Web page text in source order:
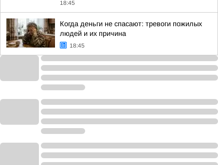
18:45
Когда деньги не спасают: тревоги пожилых
людей и их причина
18:45